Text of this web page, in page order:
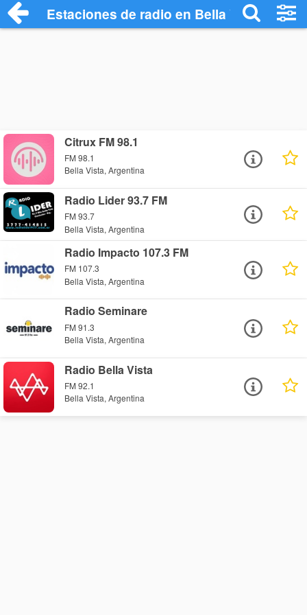
Estaciones de radio en Bella Vista -
Citrux FM 98.1
FM 98.1
Bella Vista, Argentina
Radio Lider 93.7 FM
FM 93.7
Bella Vista, Argentina
Radio Impacto 107.3 FM
FM 107.3
Bella Vista, Argentina
Radio Seminare
FM 91.3
Bella Vista, Argentina
Radio Bella Vista
FM 92.1
Bella Vista, Argentina